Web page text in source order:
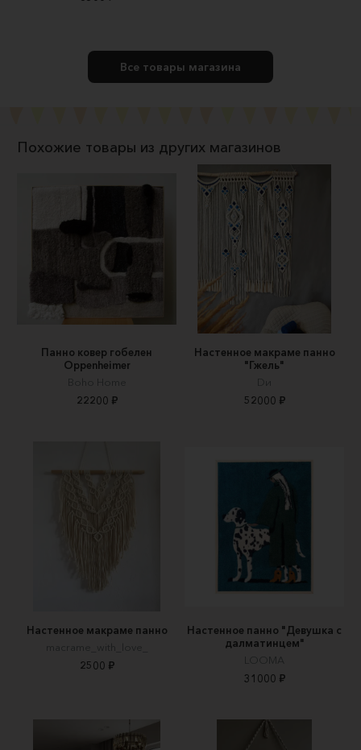
Все товары магазина
Похожие товары из других магазинов
Панно ковер гобелен
Oppenheimer
Boho Home
22200 ₽
Настенное макраме панно
"Гжель"
Dи
52000 ₽
Настенное макраме панно
macrame_with_love_
2500 ₽
Настенное панно "Девушка с
далматинцем"
LOOMA
31000 ₽